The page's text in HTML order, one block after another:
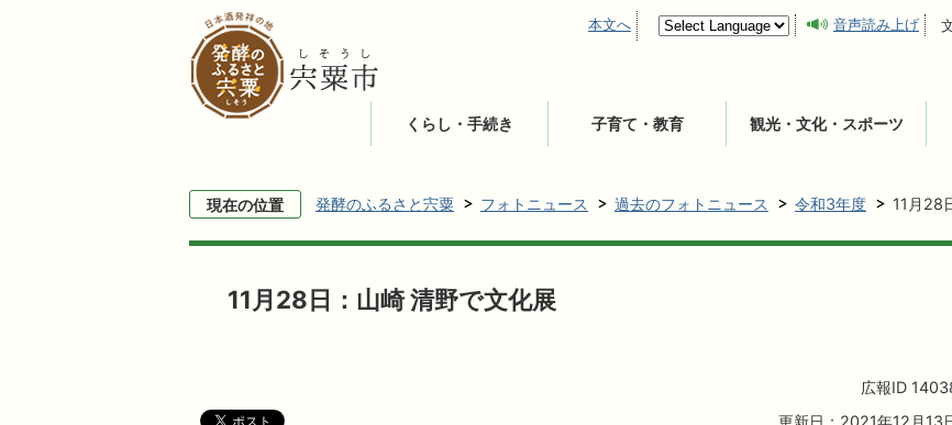
本文へ 音声読み上げ
くらし・手続き 子育て・教育 観光・文化・スポーツ
現在の位置 発酵のふるさと宍粟 フォトニュース 過去のフォトニュース 令和3年度 11月28
11月28日：山崎 清野で文化展
広報ID
更新日：2021年12月13